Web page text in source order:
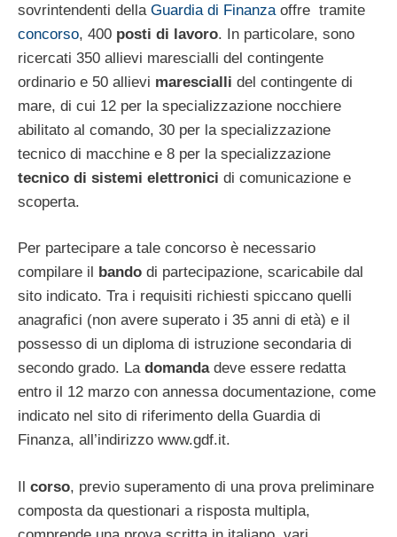
sovrintendenti della Guardia di Finanzaoffre tramite
concorso, 400 posti di lavoro. In particolare, sono
ricercati 350 allievi marescialli del contingente
ordinario e 50 allievi marescialli del contingente di
mare, di cui 12 per la specializzazione nocchiere
abilitato al comando, 30 per la specializzazione
tecnico di macchine e 8 per la specializzazione
tecnico di sistemi elettronici di comunicazione e
scoperta.
Per partecipare a tale concorso è necessario
compilare il
bando di partecipazione, scaricabile dal
sito indicato. Tra i requisiti richiesti spiccano quelli
anagrafici (non avere superato i 35 anni di età) e il
possesso di un diploma di istruzione secondaria di
secondo grado. La domandadeve essere redatta
entro il 12 marzo con annessa documentazione, come
indicato nel sito di riferimento della Guardia di
Finanza, all’indirizzo www.gdf.it.
Il corso, previo superamento di una prova preliminare
composta da questionari a risposta multipla,